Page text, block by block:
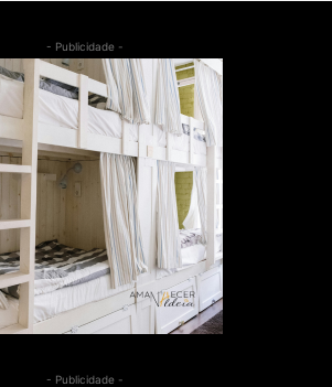
- Publicidade -
- Publicidade -